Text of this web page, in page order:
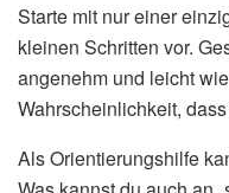
Starte mit nur einer
kleinen Schritten vor.
angenehm und leicht
Wahrscheinlichkeit,
Als Orientierungshilfe